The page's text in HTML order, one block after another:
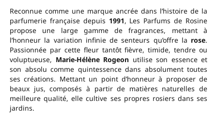
Reconnue comme une marque ancrée dans l’histoire de la
parfumerie française depuis 1991, Les Parfums de Rosine
propose une large gamme de fragrances, mettant à
l’honneur la variation infinie de senteurs qu’offre la rose.
Passionnée par cette fleur tantôt fièvre, timide, tendre ou
voluptueuse, Marie-Hélène Rogeon utilise son essence et
son absolu comme quintessence dans absolument toutes
ses créations. Mettant un point d’honneur à proposer de
beaux jus, composés à partir de matières naturelles de
meilleure qualité, elle cultive ses propres rosiers dans ses
jardins.